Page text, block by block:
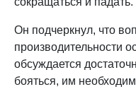
Он подчеркнул, что
производительности
обсуждается
бояться, им